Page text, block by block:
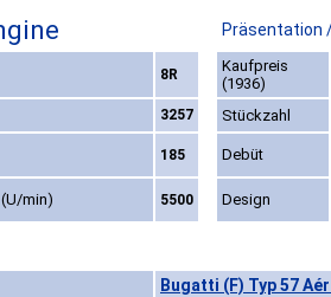
Präsentation
8R
Kaufpreis
(1936)
3257 Stückzahl
185 Debüt
min) 5500 Design
Bugatti (F) Typ 57